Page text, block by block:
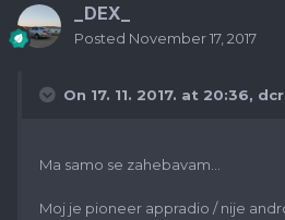
_DEX_
Posted November 17, 2017
On 17. 11. 2017. at 20:36,
Ma samo se zahebavam...
Moj je pioneer appradio / nije